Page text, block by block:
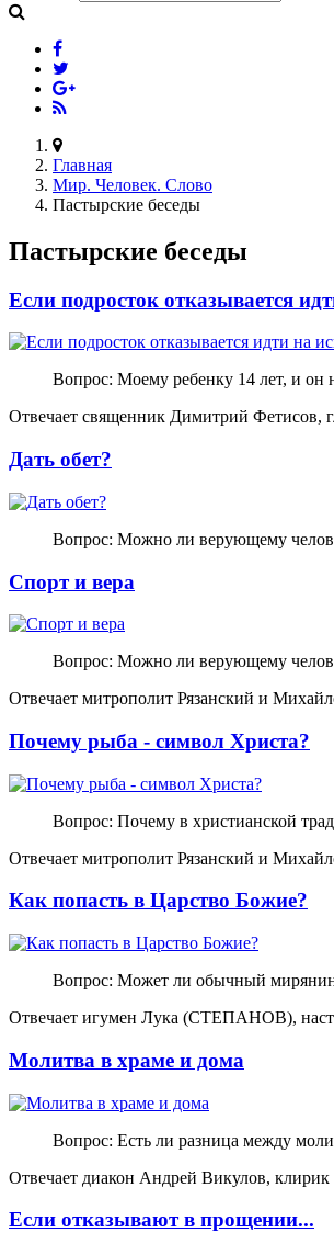
Главная
Мир. Человек. Слово
Пастырские беседы
Пастырские беседы
Если подросток отказывается
Вопрос: Моему ребенку 14 лет, и он
Отвечает священник Димитрий Фетисов,
Дать обет?
Вопрос: Можно ли верующему
Спорт и вера
Вопрос: Можно ли верующему
Отвечает митрополит Рязанский и
Почему рыба - символ Христа?
Вопрос: Почему в христианской
Отвечает митрополит Рязанский и
Как попасть в Царство Божие?
Вопрос: Может ли обычный мирянин
Отвечает игумен Лука (СТЕПАНОВ),
Молитва в храме и дома
Вопрос: Есть ли разница между
Отвечает диакон Андрей Викулов, клирик
Если отказывают в прощении...